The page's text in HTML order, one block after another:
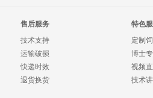
售后服务
技术支持
运输破损
快递时效
退货换货
特色
定制
博士
视频
技术